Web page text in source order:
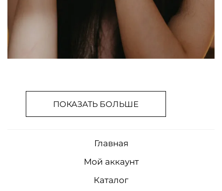
ПОКАЗАТЬ БОЛЬШЕ
Главная
Мой аккаунт
Каталог